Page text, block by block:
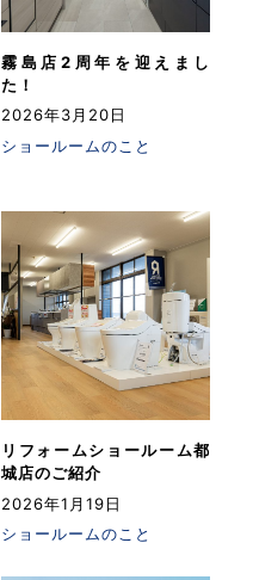
霧島店2周年を迎えまし
た！
2026年3月20日
ショールームのこと
リフォームショールーム都
城店のご紹介
2026年1月19日
ショールームのこと